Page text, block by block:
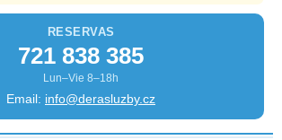
RESERVAS
721 838 385
Lun–Vie 8–18h
Email: info@derasluzby.cz